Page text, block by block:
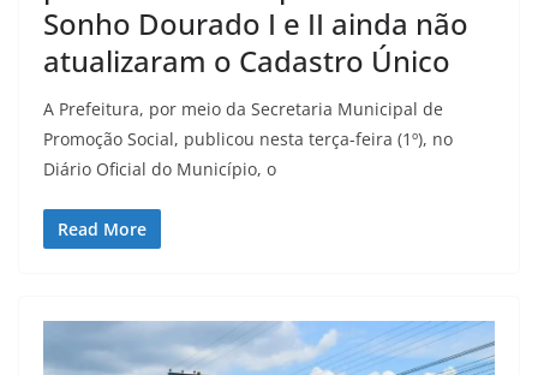
Sonho Dourado I e II ainda não
atualizaram o Cadastro Único
A Prefeitura, por meio da Secretaria Municipal de
Promoção Social, publicou nesta terça-feira (1º), no
Diário Oficial do Município, o
Read More